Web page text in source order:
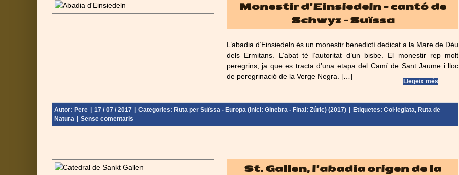
Monestir d’Einsiedeln – cantó de
Schwyz – Suïssa
L’abadia d’Einsiedeln és un monestir benedictí dedicat a la Mare de Déu
dels Ermitans. L’abat té l’autoritat d’un bisbe. El monestir rep molt
peregrins, ja que es tracta d’una etapa del Camí de Sant Jaume i lloc
de peregrinació de la Verge Negra. […]
Autor: Pere 17 / 07 / 2017 Categories: Ruta per Suïssa - Europa (Inici: Ginebra - Final: Zúric) (2017) Etiquetes: Col·legiata, Ruta de
Natura
Sense comentaris
Llegeix més
St. Gallen, l’abadia origen de la